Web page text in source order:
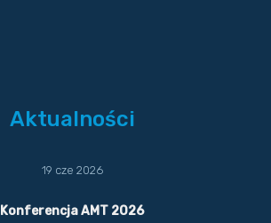
Aktualności
19 cze 2026
Konferencja AMT 2026